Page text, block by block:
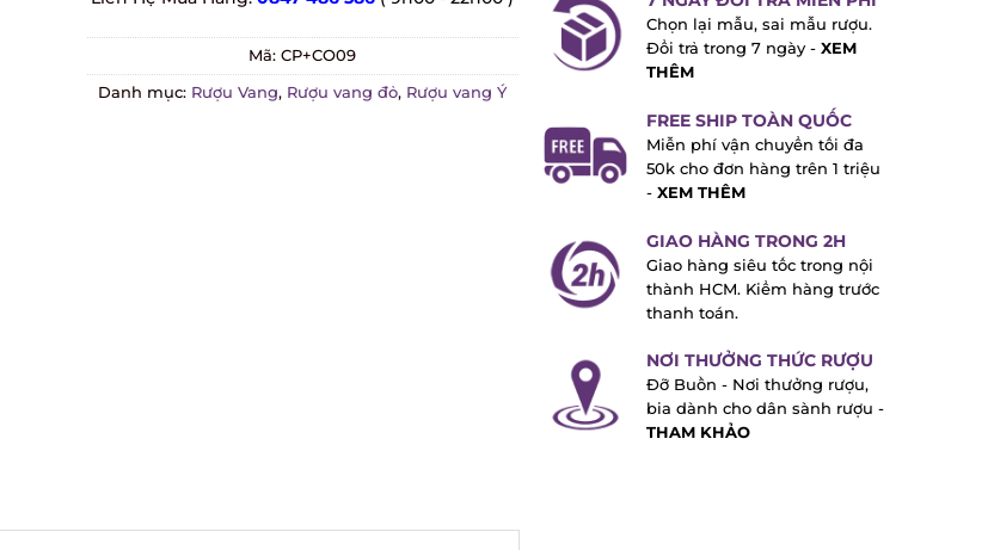
Mã:CP+CO09
Danh mục:Rượu Vang,Rượu vang đỏ,Rượu vang Ý
Chọn lại mẫu, sai mẫu rượu.
Đổi trả trong 7 ngày -XEM
THÊM
FREE SHIP TOÀN QUỐC
Miễn phí vận chuyển tối đa
50k cho đơn hàng trên 1 triệu
XEM THÊM
GIAO HÀNG TRONG 2H
Giao hàng siêu tốc trong nội
thành HCM. Kiểm hàng trước
thanh toán.
NƠI THƯỞNG THỨC RƯỢU
Đỡ Buồn - Nơi thưởng rượu,
bia dành cho dân sành rượu -
THAM KHẢO